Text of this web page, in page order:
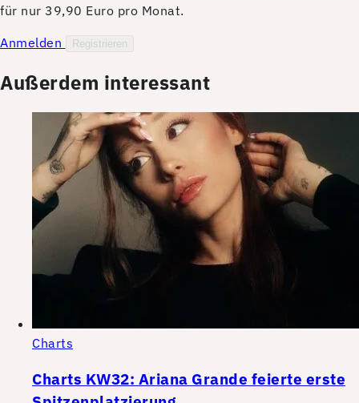
für nur 39,90 Euro pro Monat.
Anmelden
Registrieren
Außerdem interessant
Charts
Charts KW32: Ariana Grande feierte erste